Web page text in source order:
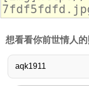
想看看你前世情人